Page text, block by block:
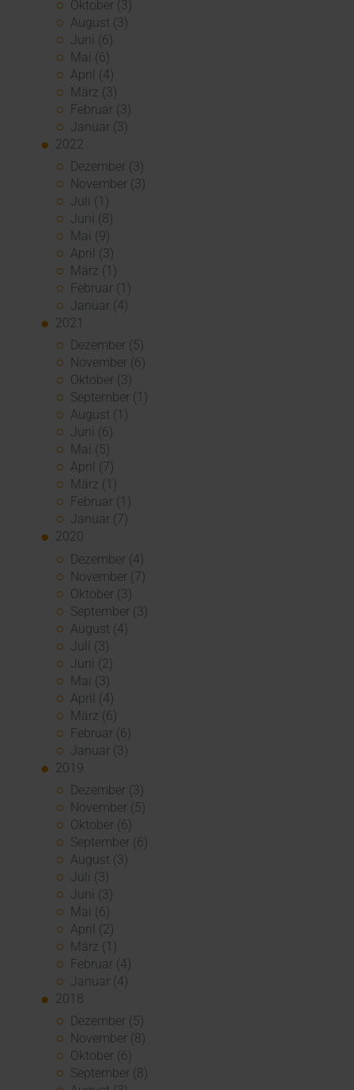
Oktober (3)
August (3)
Juni (6)
Mai (6)
April (4)
März (3)
Februar (3)
Januar (3)
2022
Dezember (3)
November (3)
Juli (1)
Juni (8)
Mai (9)
April (3)
März (1)
Februar (1)
Januar (4)
2021
Dezember (5)
November (6)
Oktober (3)
September (1)
August (1)
Juni (6)
Mai (5)
April (7)
März (1)
Februar (1)
Januar (7)
2020
Dezember (4)
November (7)
Oktober (3)
September (3)
August (4)
Juli (3)
Juni (2)
Mai (3)
April (4)
März (6)
Februar (6)
Januar (3)
2019
Dezember (3)
November (5)
Oktober (6)
September (6)
August (3)
Juli (3)
Juni (3)
Mai (6)
April (2)
März (1)
Februar (4)
Januar (4)
2018
Dezember (5)
November (8)
Oktober (6)
September (8)